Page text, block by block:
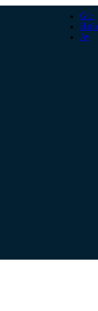
Gün
Hafta
Ay